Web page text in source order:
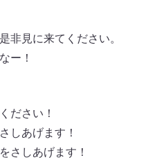
非見に来てください。
ー！
ださい！
しあげます！
さしあげます！